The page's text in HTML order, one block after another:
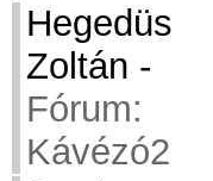
Hegedüs
Zoltán -
Fórum:
Kávézó2